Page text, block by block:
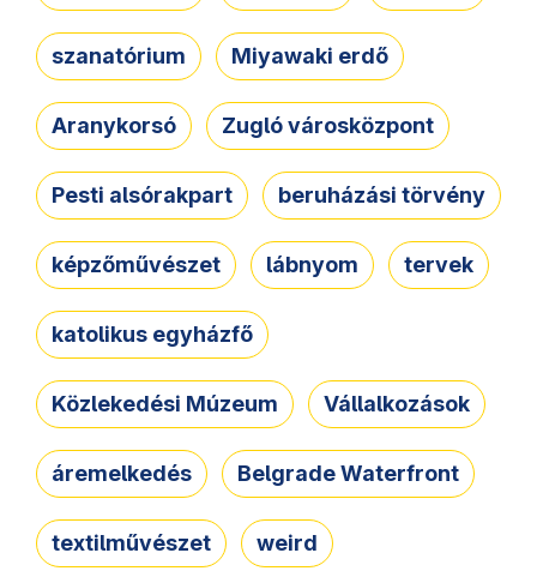
szanatórium Miyawaki erdő
Aranykorsó Zugló városközpont
Pesti alsórakpart beruházási törvény
képzőművészet lábnyom tervek
katolikus egyházfő
Közlekedési Múzeum Vállalkozások
áremelkedés Belgrade Waterfront
textilművészet weird